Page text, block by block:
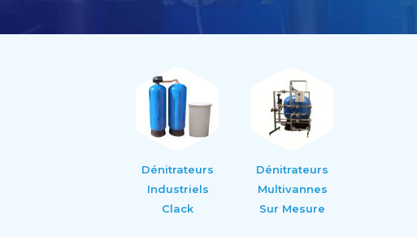
Dénitrateurs
Industriels
Clack
Dénitrateurs
Multivannes
Sur Mesure